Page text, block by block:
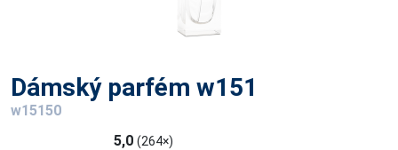
Dámský parfém w151
w15150
5,0 (264×)